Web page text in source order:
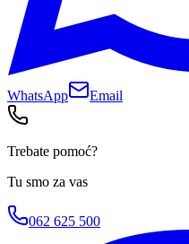
WhatsApp Email
Trebate pomoć?
Tu smo za vas
062 625 500